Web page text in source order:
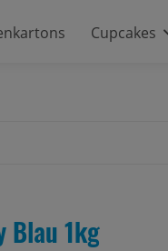
Cupcakes
Blau 1kg